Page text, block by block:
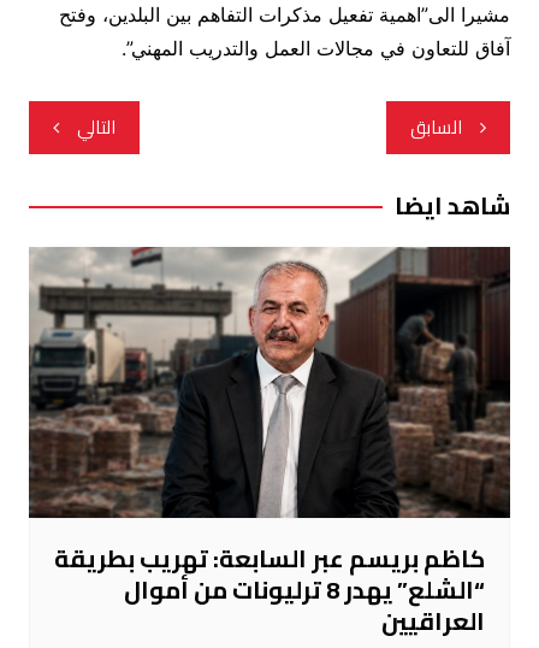
مشيرا الى”اهمية تفعيل مذكرات التفاهم بين البلدين، وفتح
آفاق للتعاون في مجالات العمل والتدريب المهني”.
تصفّح
المقالات
السابق التالي
شاهد ايضا
كاظم بريسم عبر السابعة: تهريب بطريقة
“الشلع” يهدر 8 ترليونات من أموال
العراقيين